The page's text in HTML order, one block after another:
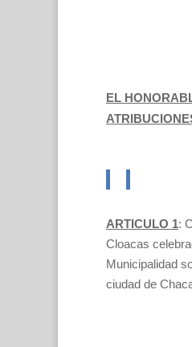
EL
ARTICULO 1:
Cloacas
Municipalidad
ciudad de